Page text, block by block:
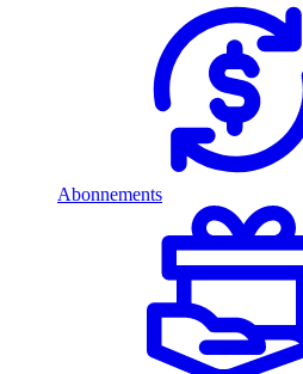
Abonnements